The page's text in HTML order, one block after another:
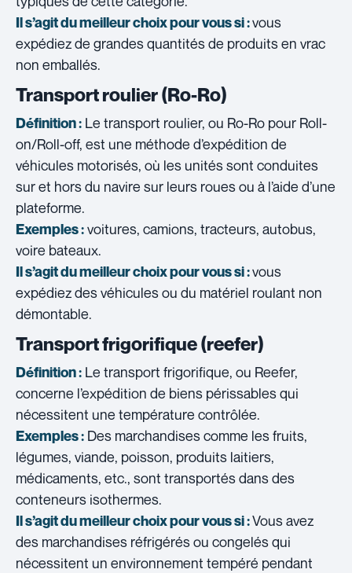
Il s’agit du meilleur choix pour vous si :vous
expédiez de grandes quantités de produits en vrac
non emballés.
Transport roulier (Ro-Ro)
Définition : Le transport roulier, ou Ro-Ro pour Roll-
on/Roll-off, est une méthode d’expédition de
véhicules motorisés, où les unités sont conduites
sur et hors du navire sur leurs roues ou à l’aide d’une
plateforme.
Exemples :voitures, camions, tracteurs, autobus,
voire bateaux.
Il s’agit du meilleur choix pour vous si :vous
expédiez des véhicules ou du matériel roulant non
démontable.
Transport frigorifique (reefer)
Définition : Le transport frigorifique, ou Reefer,
concerne l’expédition de biens périssables qui
nécessitent une température contrôlée.
Exemples : Des marchandises comme les fruits,
légumes, viande, poisson, produits laitiers,
médicaments, etc., sont transportés dans des
conteneurs isothermes.
Il s’agit du meilleur choix pour vous si :Vous avez
des marchandises réfrigérés ou congelés qui
nécessitent un environnement tempéré pendant